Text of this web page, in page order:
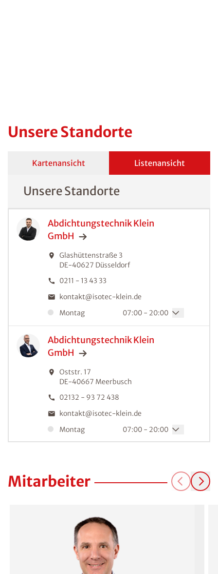
Unsere Standorte
Kartenansicht Listenansicht
Unsere Standorte
Abdichtungstechnik Klein
GmbH
Glashüttenstraße 3
DE-40627 Düsseldorf
0211 - 13 43 33
kontakt@isotec-klein.de
Montag
07:00 - 20:00
Abdichtungstechnik Klein
GmbH
Oststr. 17
DE-40667 Meerbusch
02132 - 93 72 438
kontakt@isotec-klein.de
Montag
07:00 - 20:00
Stresemannallee 4b
kontakt@isotec-klein.de
Montag
Mitarbeiter